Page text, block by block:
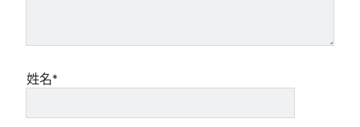
姓名*